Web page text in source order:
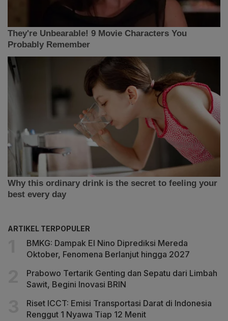
ARTIKEL TERPOPULER
BMKG: Dampak El Nino Diprediksi Mereda
Oktober, Fenomena Berlanjut hingga 2027
Prabowo Tertarik Genting dan Sepatu dari Limbah
Sawit, Begini Inovasi BRIN
Riset ICCT: Emisi Transportasi Darat di Indonesia
Renggut 1 Nyawa Tiap 12 Menit